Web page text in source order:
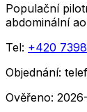
Populační
abdominální
Tel: +420
Objednání:
Ověřeno: